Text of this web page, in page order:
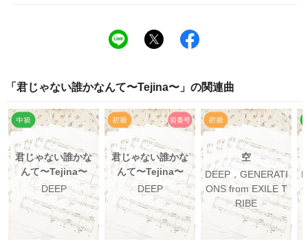
「 君じゃない誰かなんて〜Tejina〜 」の関連曲
君じゃない誰かな
んて〜Tejina〜
DEEP
君じゃない誰かな
んて〜Tejina〜
DEEP
空
DEEP，GENERATI
ONS from EXILE T
RIBE